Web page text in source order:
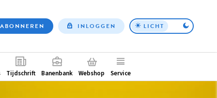
Top
ABONNEREN INLOGGEN LICHT
Tijdschrift Banenbank Webshop Service